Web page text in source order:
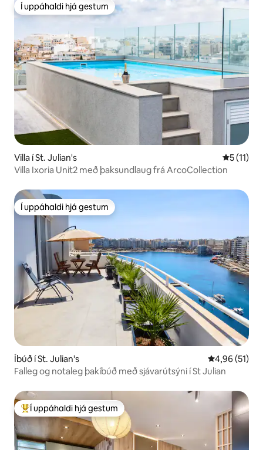
Í uppáhaldi hjá gestum
Í uppáhaldi hjá gestum
Villa í St. Julian's 5 af 5 í
5 (11)
Villa Ixoria Unit2 með þaksundlaug frá ArcoCollection
Í uppáhaldi hjá gestum
Í uppáhaldi hjá gestum
Íbúð í St. Julian's 4,96 af 5 í
4,96 (51)
Falleg og notaleg þakíbúð með sjávarútsýni í St Julian
Í mestu uppáhaldi hjá gestum
Í uppáhaldi hjá gestum